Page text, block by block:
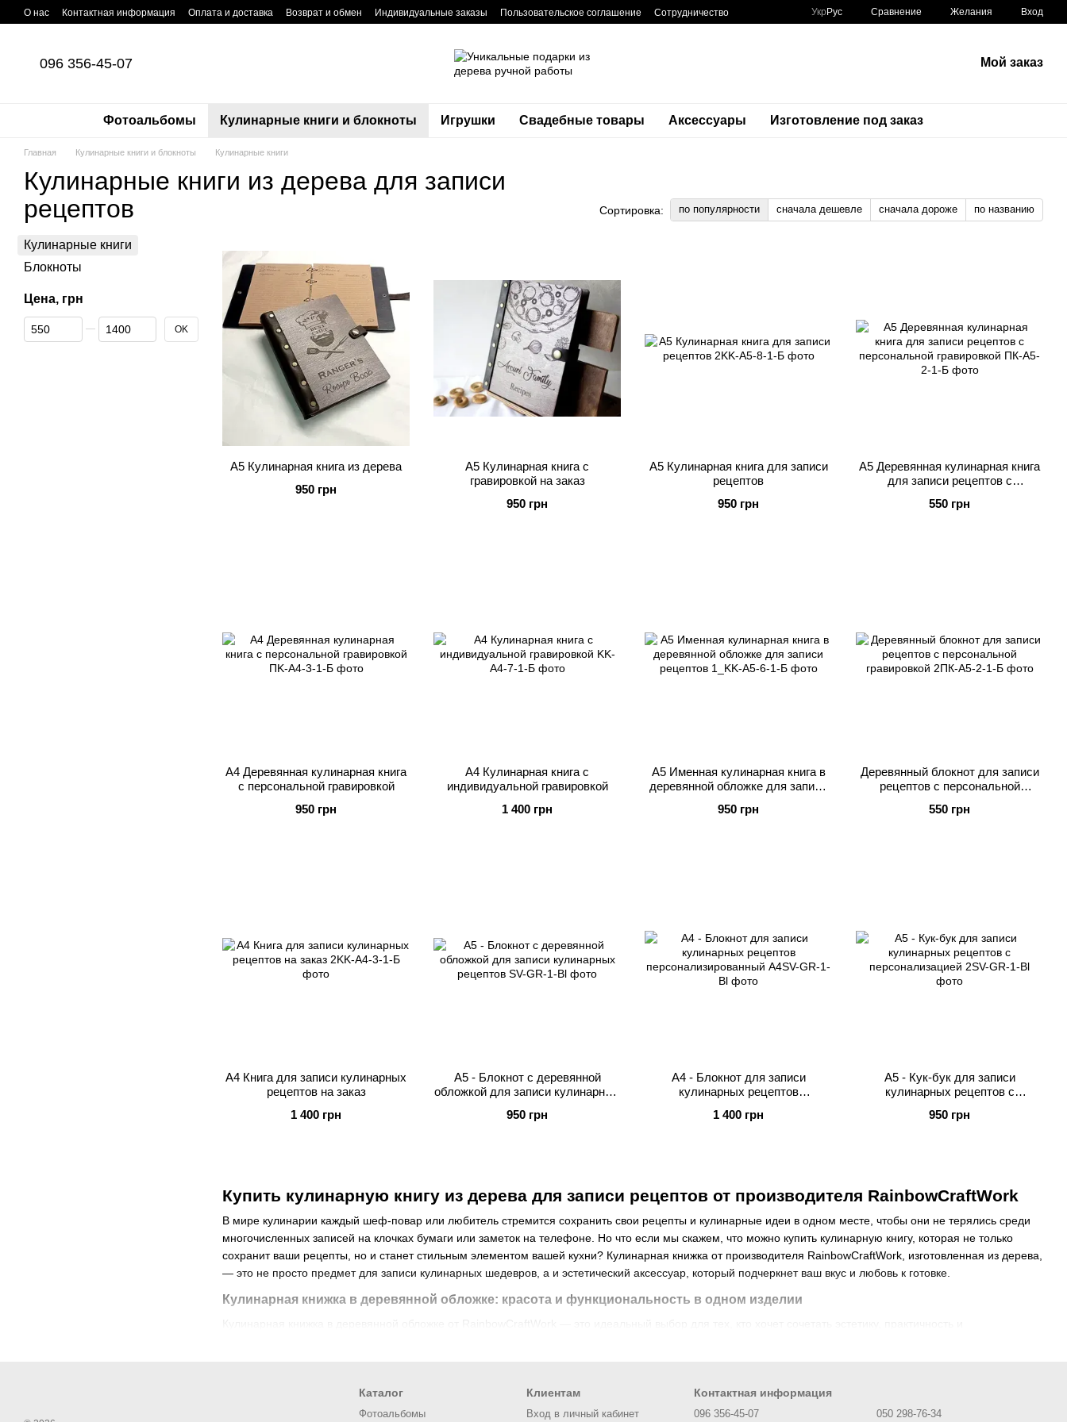
Перейти к основному контенту
О нас Контактная информация Оплата и доставка Возврат и обмен Индивидуальные заказы Пользовательское соглашение Сотрудничество Укр Рус Сравнение Желания Вход
096 356-45-07 Мой заказ
Фотоальбомы Кулинарные книги и блокноты Игрушки Свадебные товары Аксессуары Изготовление под заказ
Главная Кулинарные книги и блокноты Кулинарные книги
Кулинарные книги из дерева для записи
рецептов
Сортировка: по популярности сначала дешевле сначала дороже по названию
Купить кулинарную книгу из дерева для записи рецептов от производителя RainbowCraftWork
В мире кулинарии каждый шеф-повар или любитель стремится сохранить свои рецепты и кулинарные идеи в одном месте, чтобы они не терялись среди
многочисленных записей на клочках бумаги или заметок на телефоне. Но что если мы скажем, что можно купить кулинарную книгу, которая не только
сохранит ваши рецепты, но и станет стильным элементом вашей кухни? Кулинарная книжка от производителя RainbowCraftWork, изготовленная из дерева,
— это не просто предмет для записи кулинарных шедевров, а и эстетический аксессуар, который подчеркнет ваш вкус и любовь к готовке.
Кулинарная книжка в деревянной обложке: красота и функциональность в одном изделии
Кулинарная книжка в деревянной обложке от RainbowCraftWork — это не просто удобный блокнот для ваших кулинарных идей. Она имеет высокое
качество изготовления и уникальный дизайн, который делает ее идеальным подарком для кулинара. Вы можете купить кулинарную книжку недорого, не
А5 Кулинарная книга из дерева
950 грн
А5 Кулинарная книга с
гравировкой на заказ
950 грн
А5 Кулинарная книга для записи
рецептов
950 грн
А5 Деревянная кулинарная книга
для записи рецептов с
550 грн
А4 Деревянная кулинарная книга
с персональной гравировкой
950 грн
А4 Кулинарная книга с
индивидуальной гравировкой
1 400 грн
A5 Именная кулинарная книга в
деревянной обложке для записи
950 грн
Деревянный блокнот для записи
рецептов с персональной
550 грн
А4 Книга для записи кулинарных
рецептов на заказ
1 400 грн
А5 - Блокнот с деревянной
обложкой для записи кулинарных
950 грн
А4 - Блокнот для записи
кулинарных рецептов
1 400 грн
А5 - Кук-бук для записи
кулинарных рецептов с
950 грн
Кулинарные книги
Блокноты
Цена, грн
От Цена, грн
До Цена, грн OK
Каталог
Фотоальбомы
Клиентам
Вход в личный кабинет
Контактная информация
096 356-45-07 050 298-76-34